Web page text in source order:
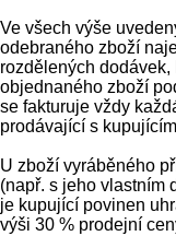
Ve všech výše
odebraného zboží
rozdělených
objednaného zboží
se fakturuje vždy
prodávající s
U zboží vyráběného
(např. s jeho vlastním
je kupující povinen
výši 30 % prodejní